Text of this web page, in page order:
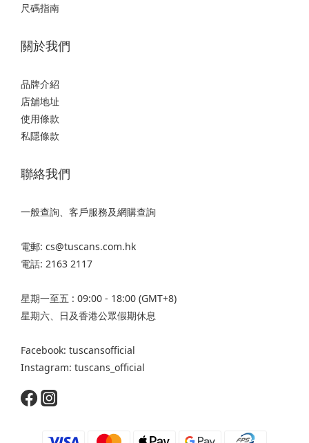
尺碼指南
關於我們
品牌介紹
店舖地址
使用條款
私隱條款
聯絡我們
一般查詢、客戶服務及網購查詢
電郵: cs@tuscans.com.hk
電話: 2163 2117
星期一至五 : 09:00 - 18:00 (GMT+8)
星期六、日及香港公眾假期休息
Facebook: tuscansofficial
Instagram: tuscans_official